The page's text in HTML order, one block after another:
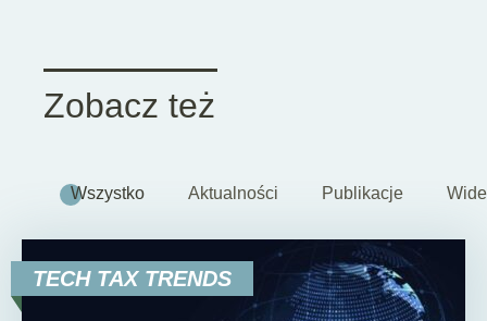
Zobacz też
Wszystko Aktualności Publikacje
TECH TAX TRENDS